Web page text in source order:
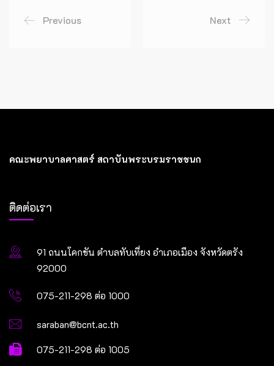
Previous Next
คณะพยาบาลศาสตร์ สถาบันพระบรมราชชนก
ติดต่อเรา
91 ถนนโคกขัน ตำบลทับเที่ยง อำเภอเมือง จังหวัดตรัง
92000
075-211-298 ต่อ 1000
saraban@bcnt.ac.th
075-211-298 ต่อ 1005